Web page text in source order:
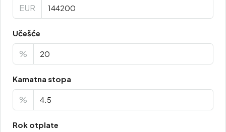
EUR
Učešće
%
Kamatna stopa
%
Rok otplate